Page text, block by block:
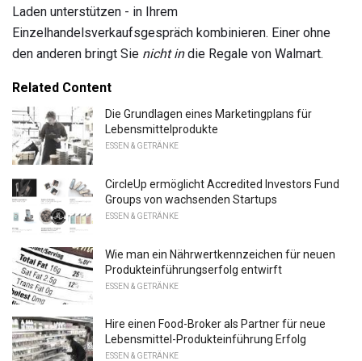
Laden unterstützen - in Ihrem
Einzelhandelsverkaufsgespräch kombinieren. Einer ohne
den anderen bringt Sie nicht indie Regale von Walmart.
Related Content
Die Grundlagen eines Marketingplans für
Lebensmittelprodukte
ESSEN & GETRÄNKE
CircleUp ermöglicht Accredited Investors Fund
Groups von wachsenden Startups
ESSEN & GETRÄNKE
Wie man ein Nährwertkennzeichen für neuen
Produkteinführungserfolg entwirft
ESSEN & GETRÄNKE
Hire einen Food-Broker als Partner für neue
Lebensmittel-Produkteinführung Erfolg
ESSEN & GETRÄNKE